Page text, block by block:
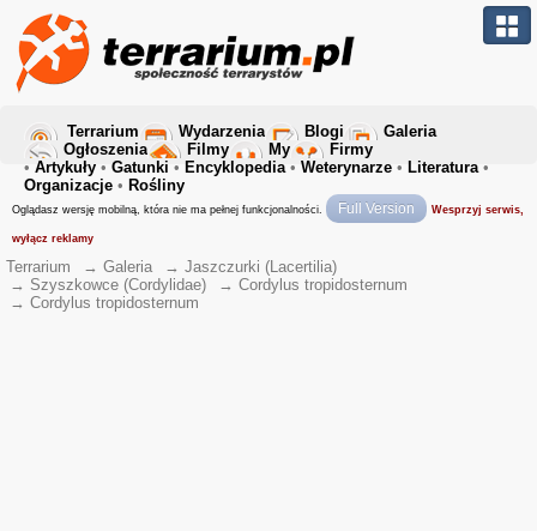
Terrarium Wydarzenia Blogi
Galeria
Ogłoszenia
Filmy My
Firmy
• Artykuły • Gatunki • Encyklopedia• Weterynarze • Literatura•
Organizacje • Rośliny
Oglądasz wersję mobilną, która nie ma pełnej funkcjonalności. Full Version Wesprzyj serwis,
wyłącz reklamy
Terrarium → Galeria → Jaszczurki (Lacertilia)
→ Szyszkowce (Cordylidae) → Cordylus tropidosternum
→ Cordylus tropidosternum